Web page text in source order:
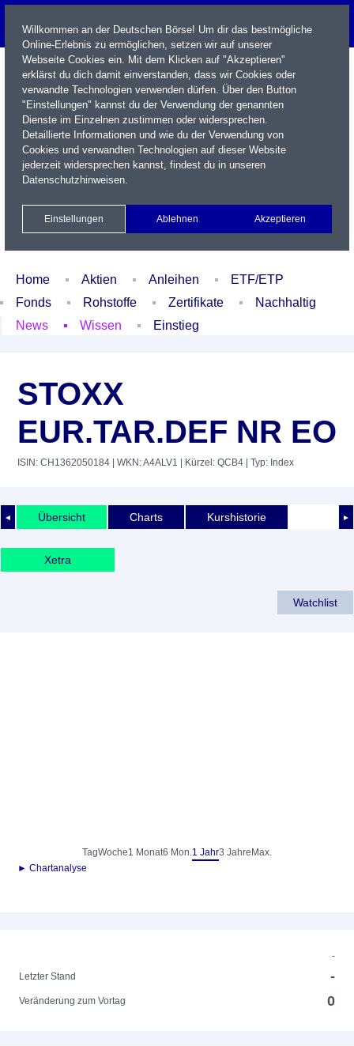
Name / WKN / ISIN / Kürzel
Xetra Realtime
Watchlist Portfolio Login
Home Aktien Anleihen
ETF/ETP
Fonds
Rohstoffe Zertifikate
Nachhaltig
News
Wissen Einstieg
STOXX
EUR.TAR.DEF NR EO
ISIN: CH1362050184 | WKN: A4ALV1 | Kürzel: QCB4 | Typ: Index
◄ ►
Übersicht Charts Kurshistorie
Xetra
Watchlist
TagWoche1 Monat6 Mon.1 Jahr3 Jahre Max.
► Chartanalyse
-
Letzter Stand
-
Veränderung zum Vortag 0
Willkommen an der Deutschen Börse! Um dir das bestmögliche
Online-Erlebnis zu ermöglichen, setzen wir auf unserer
Webseite Cookies ein. Mit dem Klicken auf "Akzeptieren"
erklärst du dich damit einverstanden, dass wir Cookies oder
verwandte Technologien verwenden dürfen. Über den Button
"Einstellungen" kannst du der Verwendung der genannten
Dienste im Einzelnen zustimmen oder widersprechen.
Detaillierte Informationen und wie du der Verwendung von
Cookies und verwandten Technologien auf dieser Website
jederzeit widersprechen kannst, findest du in unseren
Datenschutzhinweisen.
Einstellungen Ablehnen Akzeptieren